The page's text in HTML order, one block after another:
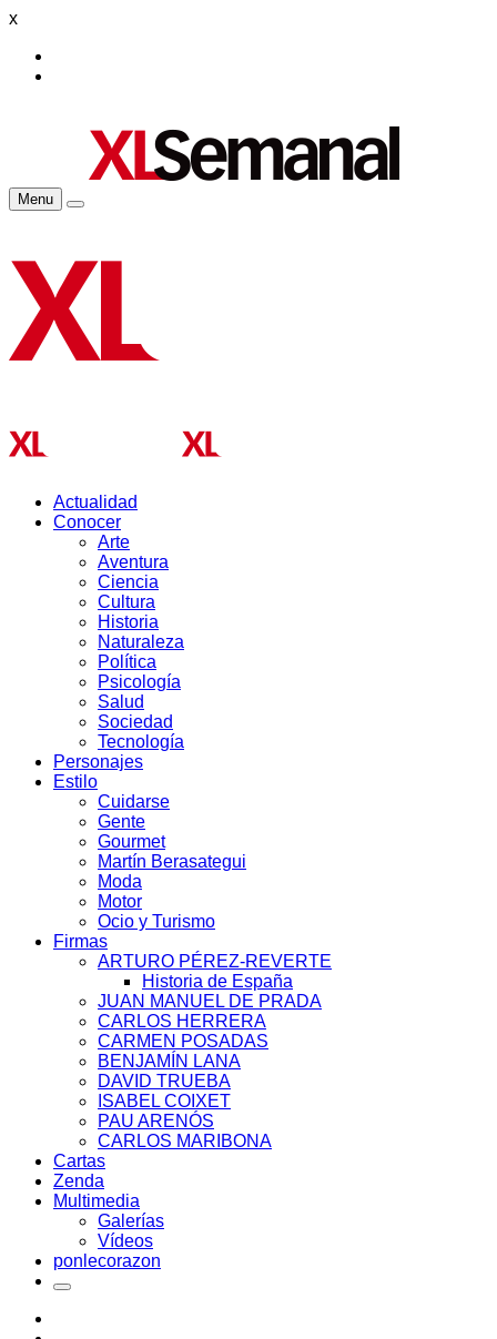
x
Menu
Actualidad
Conocer
Arte
Aventura
Ciencia
Cultura
Historia
Naturaleza
Política
Psicología
Salud
Sociedad
Tecnología
Personajes
Estilo
Cuidarse
Gente
Gourmet
Martín Berasategui
Moda
Motor
Ocio y Turismo
Firmas
ARTURO PÉREZ-REVERTE
Historia de España
JUAN MANUEL DE PRADA
CARLOS HERRERA
CARMEN POSADAS
BENJAMÍN LANA
DAVID TRUEBA
ISABEL COIXET
PAU ARENÓS
CARLOS MARIBONA
Cartas
Zenda
Multimedia
Galerías
Vídeos
ponlecorazon